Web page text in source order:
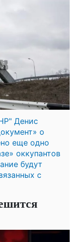
Денис
о
еще одно
оккупантов
будут
с